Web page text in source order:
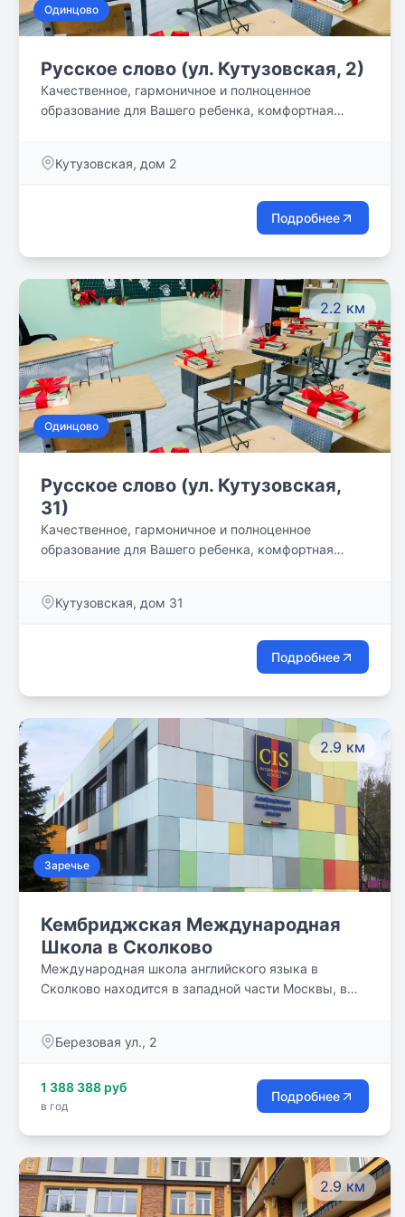
Одинцово
Русское слово (ул. Кутузовская, 2)
Качественное, гармоничное и полноценное
образование для Вашего ребенка, комфортная
Кутузовская, дом 2
Подробнее
2.2 км
Одинцово
Русское слово (ул. Кутузовская,
31)
Качественное, гармоничное и полноценное
образование для Вашего ребенка, комфортная
Кутузовская, дом 31
Подробнее
2.9 км
Заречье
Кембриджская Международная
Школа в Сколково
Международная школа английского языка в
Сколково находится в западной части Москвы, в
окружении многочисленных спортивных площадок.
основных жилых резиденций района, в удобной
доступности от центра города.
Березовая ул., 2
1 388 388 руб
в год
Подробнее
2.9 км